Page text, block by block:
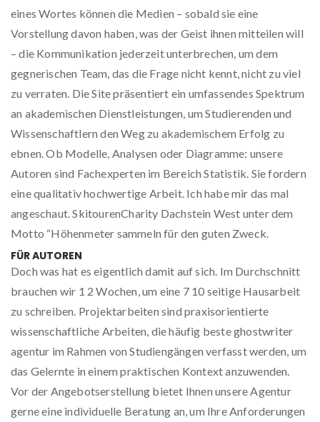
eines Wortes können die Medien – sobald sie eine
Vorstellung davon haben, was der Geist ihnen mitteilen will
– die Kommunikation jederzeit unterbrechen, um dem
gegnerischen Team, das die Frage nicht kennt, nicht zu viel
zu verraten. Die Site präsentiert ein umfassendes Spektrum
an akademischen Dienstleistungen, um Studierenden und
Wissenschaftlern den Weg zu akademischem Erfolg zu
ebnen. Ob Modelle, Analysen oder Diagramme: unsere
Autoren sind Fachexperten im Bereich Statistik. Sie fordern
eine qualitativ hochwertige Arbeit. Ich habe mir das mal
angeschaut. SkitourenCharity Dachstein West unter dem
Motto “Höhenmeter sammeln für den guten Zweck.
FÜR AUTOREN
Doch was hat es eigentlich damit auf sich. Im Durchschnitt
brauchen wir 1 2 Wochen, um eine 7 10 seitige Hausarbeit
zu schreiben. Projektarbeiten sind praxisorientierte
wissenschaftliche Arbeiten, die häufig beste ghostwriter
agentur im Rahmen von Studiengängen verfasst werden, um
das Gelernte in einem praktischen Kontext anzuwenden.
Vor der Angebotserstellung bietet Ihnen unsere Agentur
gerne eine individuelle Beratung an, um Ihre Anforderungen